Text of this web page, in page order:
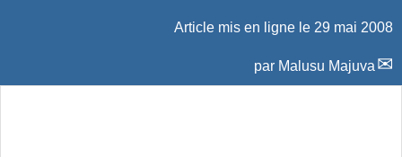
Article mis en ligne le 29 mai 2008
par Malusu Majuva